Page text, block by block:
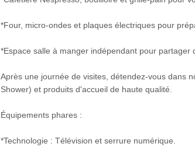
*Four, micro-ondes et plaques électriques pour
*Espace salle à manger indépendant pour partager
Après une journée de visites, détendez-vous dans
Shower) et produits d'accueil de haute qualité.
Équipements phares :
*Technologie : Télévision et serrure numérique.